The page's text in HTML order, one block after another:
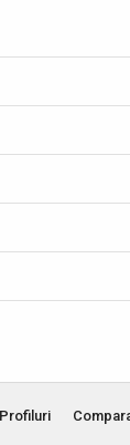
Profiluri